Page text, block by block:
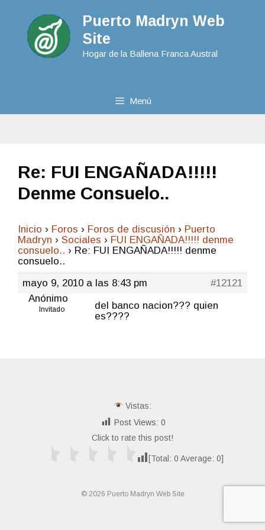
Puerto Madryn Web
Site
Hogar de la Ballena Franca Austral
Menú
Re: FUI ENGAÑADA!!!!!
Denme Consuelo..
Inicio › Foros › Foros de discusión › Puerto
Madryn › Sociales › FUI ENGAÑADA!!!!! denme
consuelo.. › Re: FUI ENGAÑADA!!!!! denme
consuelo..
mayo 9, 2010 a las 8:43 pm
#12121
Anónimo
Invitado
del banco nacion??? quien
es????
Vistas:
Post Views: 0
Click to rate this post!
[Total: 0 Average: 0]
© 2026 Puerto Madryn Web Site